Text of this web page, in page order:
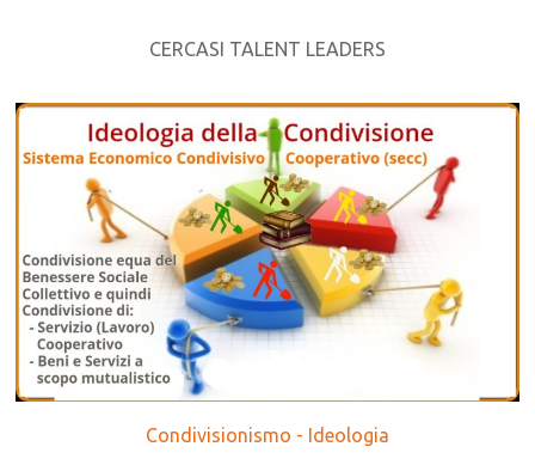
CERCASI TALENT LEADERS
Condivisionismo - Ideologia